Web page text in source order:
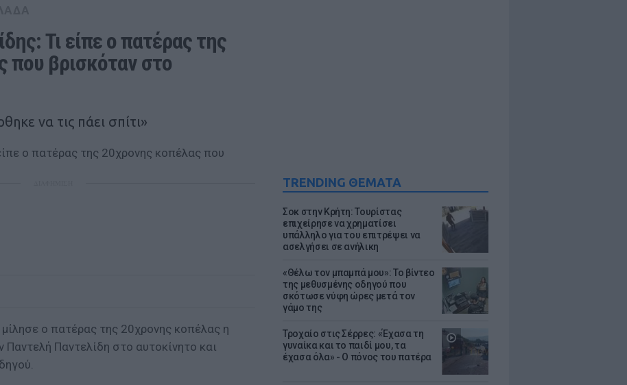
TRENDING ΘΕΜΑΤΑ
Σοκ στην Κρήτη: Τουρίστας
επιχείρησε να χρηματίσει
υπάλληλο για του επιτρέψει να
ασελγήσει σε ανήλικη
«Θέλω τον μπαμπά μου»: Το βίντεο
της μεθυσμένης οδηγού που
σκότωσε νύφη ώρες μετά τον
γάμο της
Τροχαίο στις Σέρρες: «Έχασα τη
γυναίκα και το παιδί μου, τα
έχασα όλα» - Ο πόνος του πατέρα
Τι είπε ο πατέρας της
που βρισκόταν στο
να τις πάει σπίτι»
ο πατέρας της 20χρονης κοπέλας η
Παντελή Παντελίδη στο αυτοκίνητο και